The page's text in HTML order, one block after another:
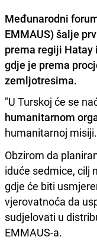
Međunarodni
EMMAUS) šalje
prema regiji Hatay
gdje je prema
zemljotresima.
"U Turskoj će se
humanitarnom
humanitarnoj misiji.
Obzirom da
iduće sedmice, cilj
gdje će biti
vjerovatnoća da
sudjelovati u
EMMAUS-a.